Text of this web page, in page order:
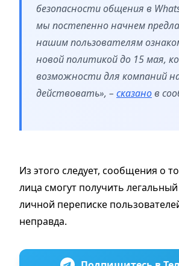
безопасности общения в
мы постепенно начнем
нашим пользователям
новой политикой до 15 мая,
возможности для компаний
действовать», – сказанов
Из этого следует, сообщения о
лица смогут получить легальный
личной переписке
неправда.